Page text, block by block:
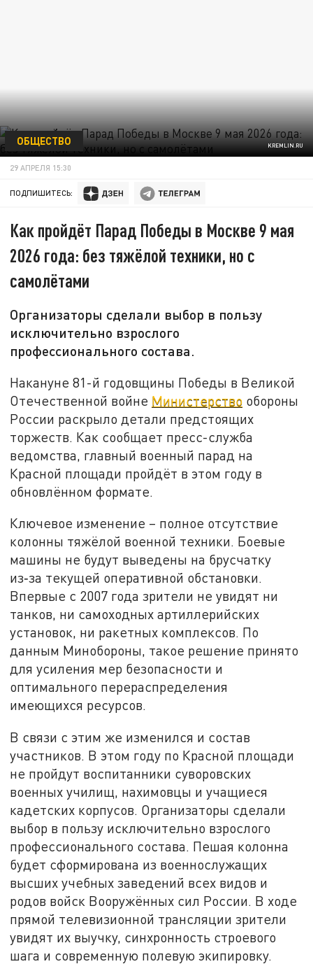
KREMLIN.RU
ОБЩЕСТВО
29 АПРЕЛЯ 15:30
ПОДПИШИТЕСЬ:
Как пройдёт Парад Победы в Москве 9 мая
2026 года: без тяжёлой техники, но с
самолётами
Организаторы сделали выбор в пользу
исключительно взрослого
профессионального состава.
Накануне 81-й годовщины Победы в Великой
Отечественной войне Министерство обороны
России раскрыло детали предстоящих
торжеств. Как сообщает пресс-служба
ведомства, главный военный парад на
Красной площади пройдёт в этом году в
обновлённом формате.
Ключевое изменение – полное отсутствие
колонны тяжёлой военной техники. Боевые
машины не будут выведены на брусчатку
из‑за текущей оперативной обстановки.
Впервые с 2007 года зрители не увидят ни
танков, ни самоходных артиллерийских
установок, ни ракетных комплексов. По
данным Минобороны, такое решение принято
для усиления мер безопасности и
оптимального перераспределения
имеющихся ресурсов.
В связи с этим же изменился и состав
участников. В этом году по Красной площади
не пройдут воспитанники суворовских
военных училищ, нахимовцы и учащиеся
кадетских корпусов. Организаторы сделали
выбор в пользу исключительно взрослого
профессионального состава. Пешая колонна
будет сформирована из военнослужащих
высших учебных заведений всех видов и
родов войск Вооружённых сил России. В ходе
прямой телевизионной трансляции зрители
увидят их выучку, синхронность строевого
шага и современную полевую экипировку.